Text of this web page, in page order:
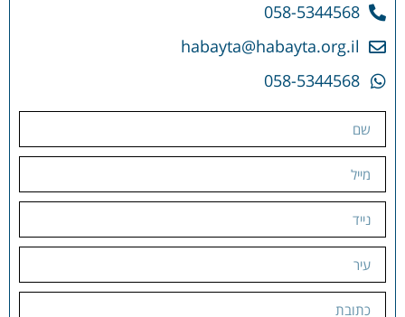
058-5344568
habayta@habayta.org.il
058-5344568